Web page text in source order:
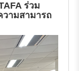
ร่วม
ามสามารถ